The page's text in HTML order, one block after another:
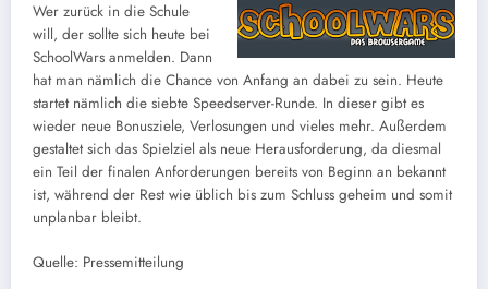
Wer zurück in die Schule
will, der sollte sich heute bei
SchoolWars anmelden. Dann
hat man nämlich die Chance von Anfang an dabei zu sein. Heute
startet nämlich die siebte Speedserver-Runde. In dieser gibt es
wieder neue Bonusziele, Verlosungen und vieles mehr. Außerdem
gestaltet sich das Spielziel als neue Herausforderung, da diesmal
ein Teil der finalen Anforderungen bereits von Beginn an bekannt
ist, während der Rest wie üblich bis zum Schluss geheim und somit
unplanbar bleibt.
Quelle: Pressemitteilung